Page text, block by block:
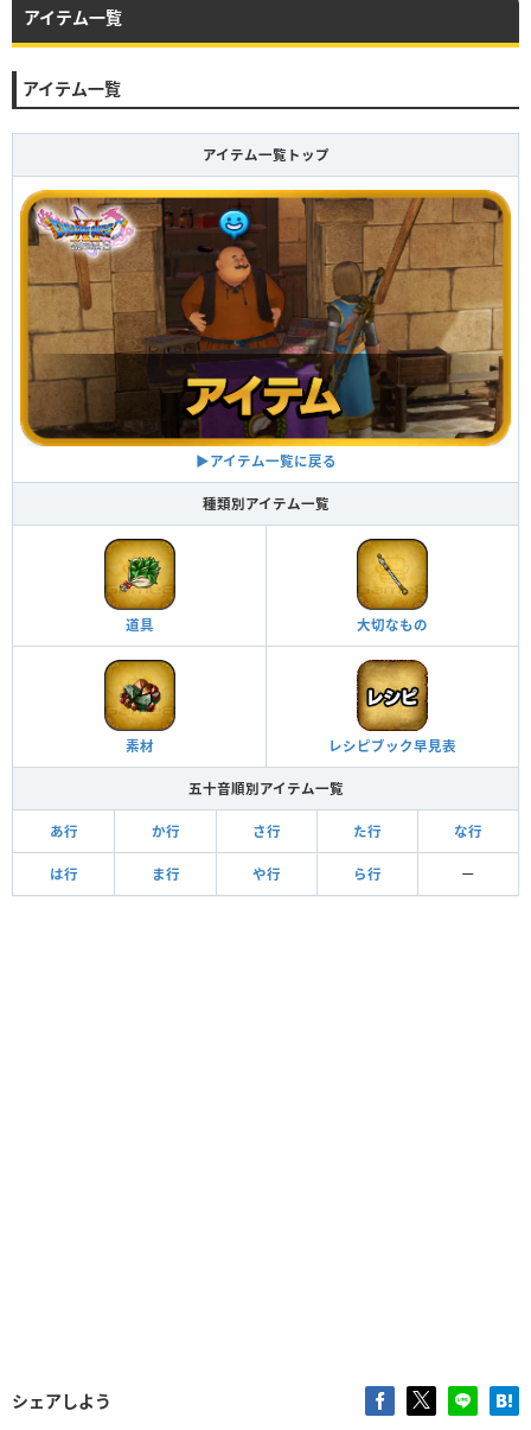
アイテム一覧
アイテム一覧
アイテム一覧トップ
▶アイテム一覧に戻る
種類別アイテム一覧
道具 大切なもの
素材 レシピブック早見表
五十音順別アイテム一覧
あ行 か行 さ行 た行 な行
は行 ま行 や行 ら行 ー
シェアしよう